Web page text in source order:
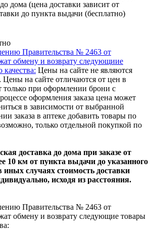
дома (цена доставки зависит от
до пункта выдачи (бесплатно)
Правительства № 2463 от
обмену и возврату следующиие
Цены на сайте не являются
на сайте отличаются от цен в
только при оформлении брони с
оформления заказа цена может
в зависимости от выбранной
заказа в аптеке добавить товары по
только отдельной покупкой по
доставка до дома при заказе от
10 км от пункта выдачи до указанного
иных случаях стоимость доставки
исходя из расстояния.
Правительства № 2463 от
обмену и возврату следующие товары